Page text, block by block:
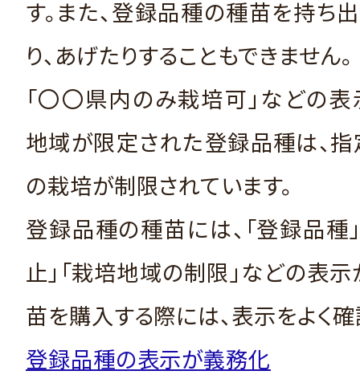
す。また、登録品種の種苗を持ち
り、あげたりすることもできません。
「〇〇県内のみ栽培可」などの
地域が限定された登録品種は、
の栽培が制限されています。
登録品種の種苗には、「登録品種
止」「栽培地域の制限」などの表示
苗を購入する際には、表示をよく確
登録品種の表示が義務化